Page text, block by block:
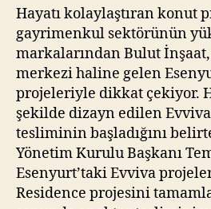
Hayatı kolaylaştıran konut
gayrimenkul sektörünün
markalarından Bulut
merkezi haline gelen
projeleriyle dikkat çekiyor.
şekilde dizayn edilen
tesliminin başladığını
Yönetim Kurulu Başkanı
Esenyurt’taki Evviva
Residence projesini